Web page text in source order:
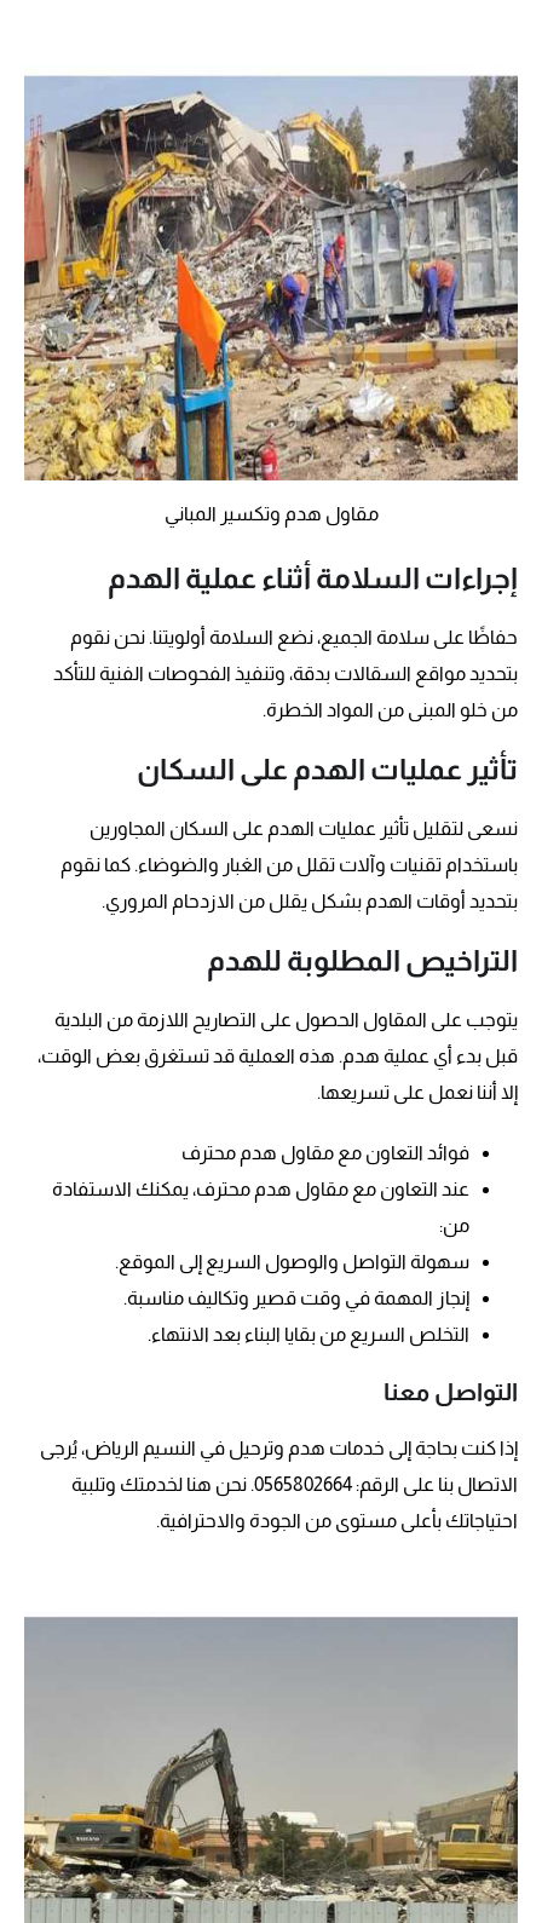
مقاول هدم وتكسير المباني
إجراءات السلامة أثناء عملية الهدم
حفاظًا على سلامة الجميع، نضع السلامة أولويتنا. نحن نقوم
بتحديد مواقع السقالات بدقة، وتنفيذ الفحوصات الفنية للتأكد
من خلو المبنى من المواد الخطرة.
تأثير عمليات الهدم على السكان
نسعى لتقليل تأثير عمليات الهدم على السكان المجاورين
باستخدام تقنيات وآلات تقلل من الغبار والضوضاء. كما نقوم
بتحديد أوقات الهدم بشكل يقلل من الازدحام المروري.
التراخيص المطلوبة للهدم
يتوجب على المقاول الحصول على التصاريح اللازمة من البلدية
قبل بدء أي عملية هدم. هذه العملية قد تستغرق بعض الوقت،
إلا أننا نعمل على تسريعها.
فوائد التعاون مع مقاول هدم محترف
عند التعاون مع مقاول هدم محترف، يمكنك الاستفادة
من:
سهولة التواصل والوصول السريع إلى الموقع.
إنجاز المهمة في وقت قصير وتكاليف مناسبة.
التخلص السريع من بقايا البناء بعد الانتهاء.
التواصل معنا
إذا كنت بحاجة إلى خدمات هدم وترحيل في النسيم الرياض، يُرجى
الاتصال بنا على الرقم: 0565802664. نحن هنا لخدمتك وتلبية
احتياجاتك بأعلى مستوى من الجودة والاحترافية.